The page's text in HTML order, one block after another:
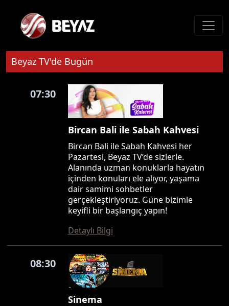
Beyaz TV'de Bugün
07:30
Bircan Bali ile Sabah Kahvesi
Bircan Bali ile Sabah Kahvesi her
Pazartesi, Beyaz TV’de sizlerle.
Alanında uzman konuklarla hayatın
içinden konuları ele alıyor, yaşama
dair samimi sohbetler
gerçekleştiriyoruz. Güne bizimle
keyifli bir başlangıç yapın!
Detaylı Bilgi
08:30
Sinema